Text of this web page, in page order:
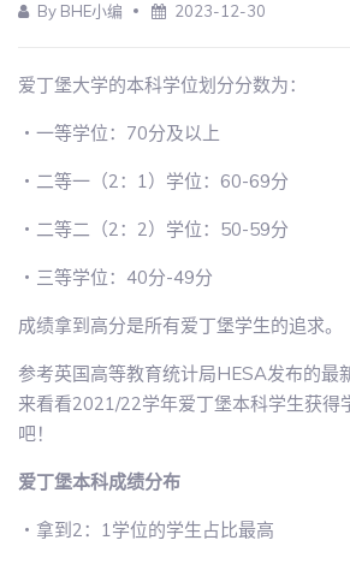
By BHE小编 2023-12-30
爱丁堡大学的本科学位划分分数为：
・一等学位：70分及以上
・二等一（2：1）学位：60-69分
・二等二（2：2）学位：50-59分
・三等学位：40分-49分
成绩拿到高分是所有爱丁堡学生的追求。
参考英国高等教育统计局HESA发布的最
来看看2021/22学年爱丁堡本科学生获得
吧！
爱丁堡本科成绩分布
・拿到2：1学位的学生占比最高